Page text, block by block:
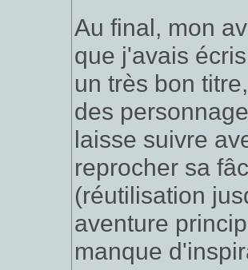
Au final, mon
que j'avais
un très bon
des
laisse suivre
reprocher sa
(réutilisation
aventure
manque